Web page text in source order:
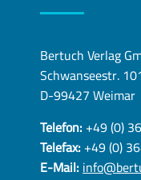
Bertuch Verlag
Schwanseestr.
D-99427 Weimar
Telefon:+49 (0)
Telefax:+49 (0)
E-Mail: